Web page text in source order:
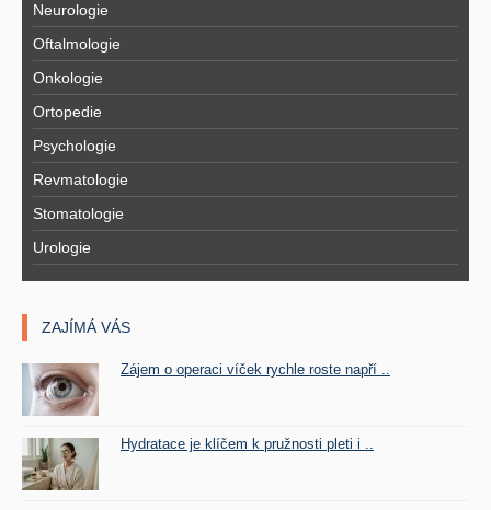
Neurologie
Oftalmologie
Onkologie
Ortopedie
Psychologie
Revmatologie
Stomatologie
Urologie
ZAJÍMÁ VÁS
Zájem o operaci víček rychle roste napří ..
Hydratace je klíčem k pružnosti pleti i ..